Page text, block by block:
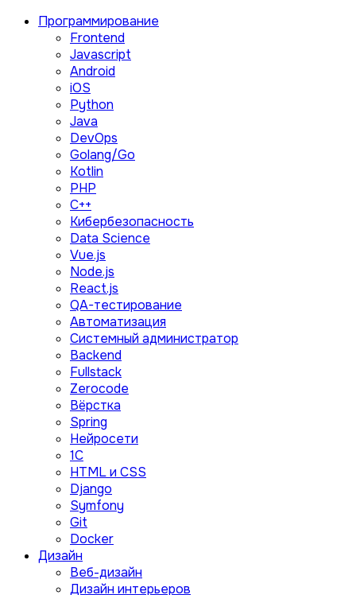
Программирование
Frontend
Javascript
Android
iOS
Python
Java
DevOps
Golang/Go
Kotlin
PHP
C++
Кибербезопасность
Data Science
Vue.js
Node.js
React.js
QA-тестирование
Автоматизация
Системный администратор
Backend
Fullstack
Zerocode
Вёрстка
Spring
Нейросети
1C
HTML и CSS
Django
Symfony
Git
Docker
Дизайн
Веб-дизайн
Дизайн интерьеров